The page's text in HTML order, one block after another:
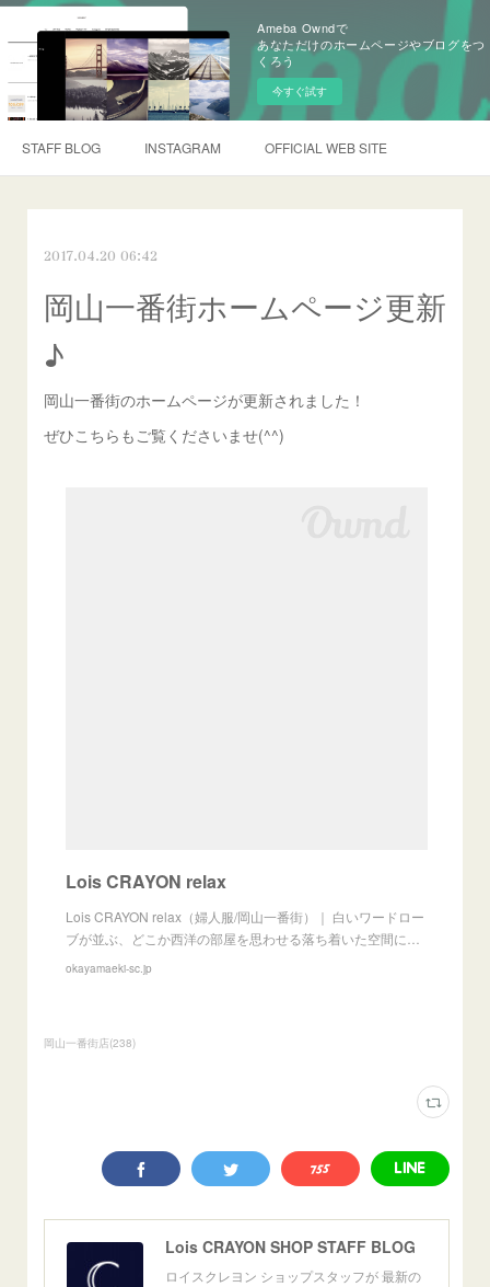
Ameba Owndで
あなただけのホームページやブログをつ
くろう
今すぐ試す
STAFF BLOG INSTAGRAM OFFICIAL WEB SITE
2017.04.20 06:42
岡山一番街ホームページ更新
♪
岡山一番街のホームページが更新されました！
ぜひこちらもご覧くださいませ(^^)
Lois CRAYON relax
Lois CRAYON relax（婦人服/岡山一番街）｜ 白いワードロー
ブが並ぶ、どこか西洋の部屋を思わせる落ち着いた空間に…
okayamaeki-sc.jp
岡山一番街店(238)
Lois CRAYON SHOP STAFF BLOG
ロイスクレヨン ショップスタッフが 最新の